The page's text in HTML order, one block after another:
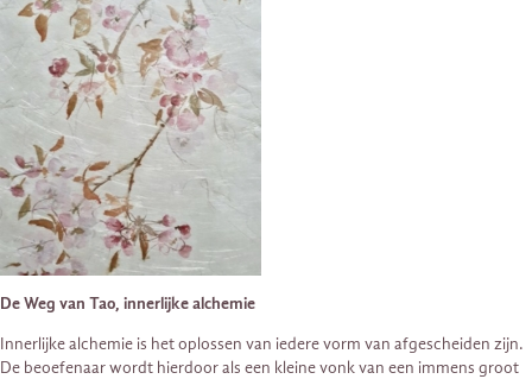
De Weg van Tao, innerlijke alchemie
Innerlijke alchemie is het oplossen van iedere vorm van afgescheiden zijn.
De beoefenaar wordt hierdoor als een kleine vonk van een immens groot